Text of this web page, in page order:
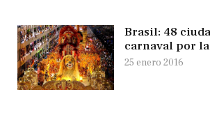
Brasil: 48
carnaval por
25 enero 2016